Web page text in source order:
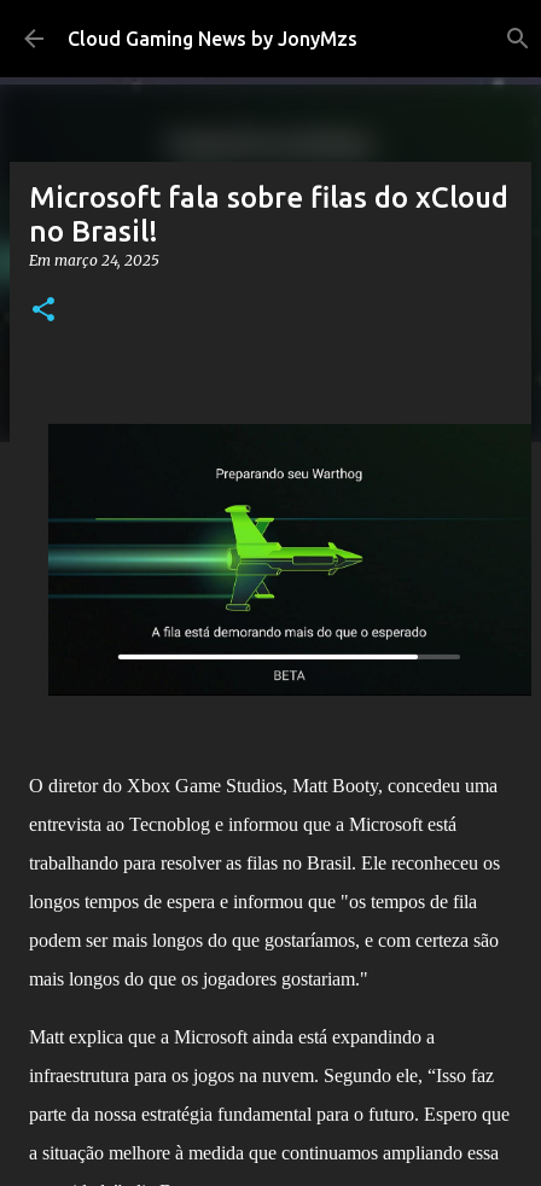
Pular para o conteúdo principal
Cloud Gaming News by JonyMzs
Microsoft fala sobre filas do xCloud
no Brasil!
Em março 24, 2025
O diretor do Xbox Game Studios, Matt Booty, concedeu uma
entrevista ao Tecnoblog e informou que a Microsoft está
trabalhando para resolver as filas no Brasil. Ele reconheceu os
longos tempos de espera e informou que "os tempos de fila
podem ser mais longos do que gostaríamos, e com certeza são
mais longos do que os jogadores gostariam."
Matt explica que a Microsoft ainda está expandindo a
infraestrutura para os jogos na nuvem. Segundo ele, “Isso faz
parte da nossa estratégia fundamental para o futuro. Espero que
a situação melhore à medida que continuamos ampliando essa